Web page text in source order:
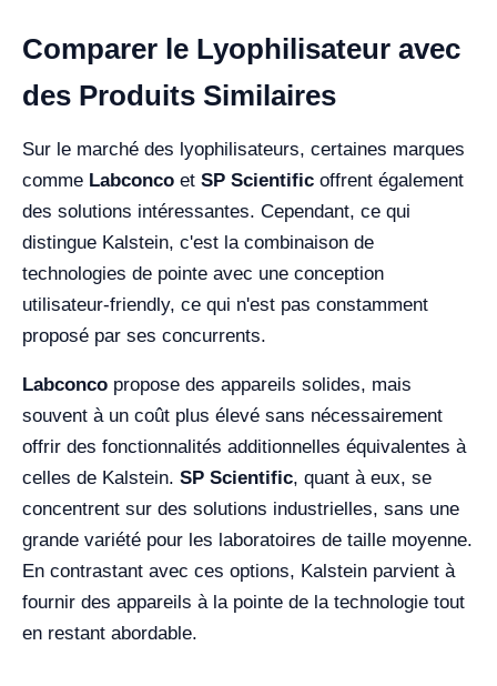
Comparer le Lyophilisateur avec
des Produits Similaires
Sur le marché des lyophilisateurs, certaines marques
comme Labconco et SP Scientific offrent également
des solutions intéressantes. Cependant, ce qui
distingue Kalstein, c'est la combinaison de
technologies de pointe avec une conception
utilisateur-friendly, ce qui n'est pas constamment
proposé par ses concurrents.
Labconco propose des appareils solides, mais
souvent à un coût plus élevé sans nécessairement
offrir des fonctionnalités additionnelles équivalentes à
celles de Kalstein. SP Scientific, quant à eux, se
concentrent sur des solutions industrielles, sans une
grande variété pour les laboratoires de taille moyenne.
En contrastant avec ces options, Kalstein parvient à
fournir des appareils à la pointe de la technologie tout
en restant abordable.